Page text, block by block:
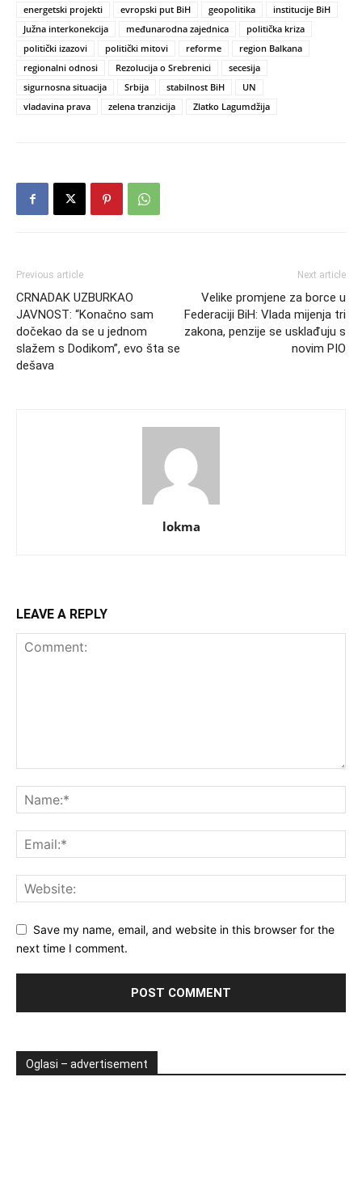
energetski projekti
evropski put BiH geopolitika
institucije BiH
Južna interkonekcija
međunarodna zajednica
politička kriza
politički izazovi
politički mitovi reforme
region Balkana
regionalni odnosi
Rezolucija o Srebrenici
secesija
sigurnosna situacija
Srbija stabilnost BiH
UN
vladavina prava
zelena tranzicija Zlatko Lagumdžija
Previous article
CRNADAK UZBURKAO
JAVNOST: “Konačno sam
dočekao da se u jednom
slažem s Dodikom”, evo šta se
dešava
Next article
Velike promjene za borce u
Federaciji BiH: Vlada mijenja tri
zakona, penzije se usklađuju s
novim PIO
lokma
LEAVE A REPLY
Save my name, email, and website in this browser for the
next time I comment.
Oglasi – advertisement